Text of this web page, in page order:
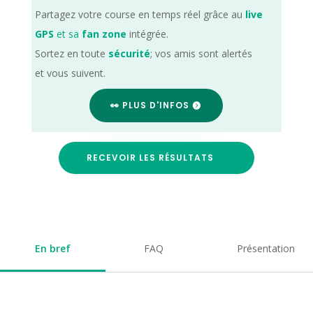
Partagez votre course en temps réel grâce au live
GPS et sa fan zone intégrée.
Sortez en toute sécurité; vos amis sont alertés
et vous suivent.
👀 PLUS D'INFOS
RECEVOIR LES RÉSULTATS
En bref FAQ Présentation